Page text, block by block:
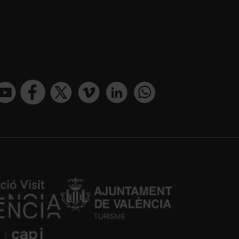
www.instagram.com/visit_valencia/
www.youtube.com/user/
https://www.facebook.com/
https://twitter.com/
https://vimeo.com/
https://www.linkedin.com/company/turismo-valencia/https://api.whatsapp.com/send/